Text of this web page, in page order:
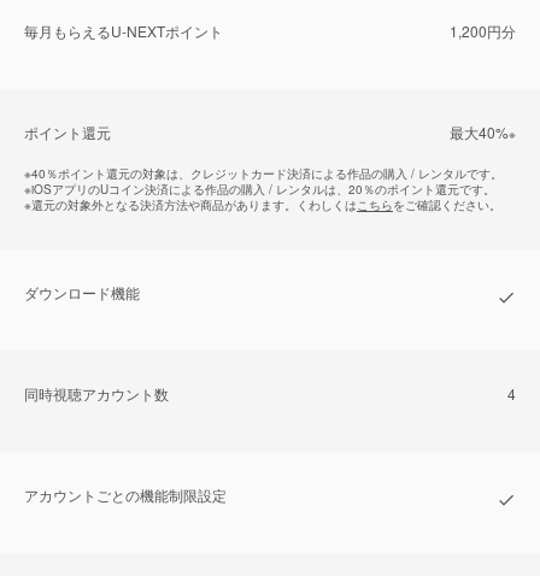
毎⽉もらえるU-NEXTポイント 1,200円分
ポイント還元 最⼤40%※
※40％ポイント還元の対象は、クレジットカード決済による作品の購入 / レンタルです。
※iOSアプリのUコイン決済による作品の購入 / レンタルは、20％のポイント還元です。
※還元の対象外となる決済方法や商品があります。くわしくはこちらをご確認ください。
ダウンロード機能
同時視聴アカウント数 4
アカウントごとの機能制限設定